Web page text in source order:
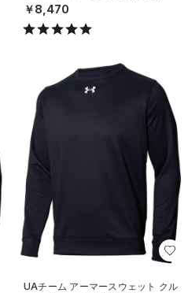
￥8,470
UAチーム アーマースウェット クル